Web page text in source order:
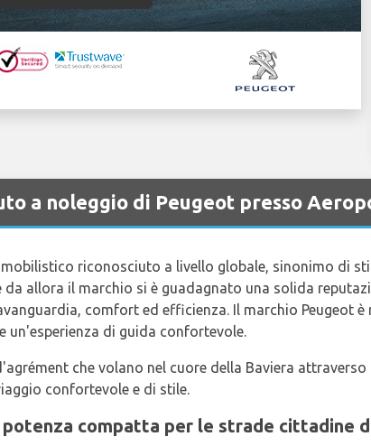
a noleggio di Peugeot presso
riconosciuto a livello globale, sinonimo di
da allora il marchio si è guadagnato una solida
comfort ed efficienza. Il marchio Peugeot
un'esperienza di guida confortevole.
che volano nel cuore della Baviera
confortevole e di stile.
potenza compatta per le strade cittadine